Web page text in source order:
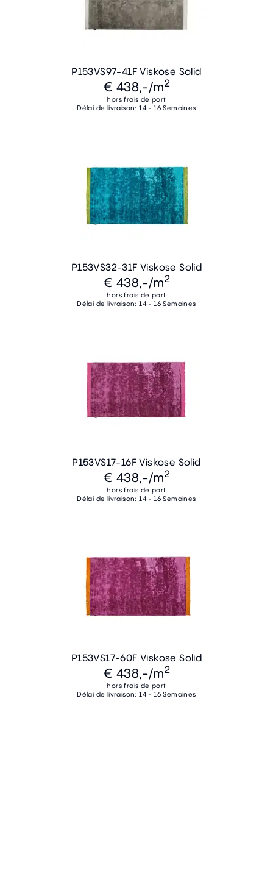
P153VS97-41F Viskose Solid
€ 438,-/m2
hors frais de port
Délai de livraison: 14 - 16 Semaines
P153VS32-31F Viskose Solid
€ 438,-/m2
hors frais de port
Délai de livraison: 14 - 16 Semaines
P153VS17-16F Viskose Solid
€ 438,-/m2
hors frais de port
Délai de livraison: 14 - 16 Semaines
P153VS17-60F Viskose Solid
€ 438,-/m2
hors frais de port
Délai de livraison: 14 - 16 Semaines